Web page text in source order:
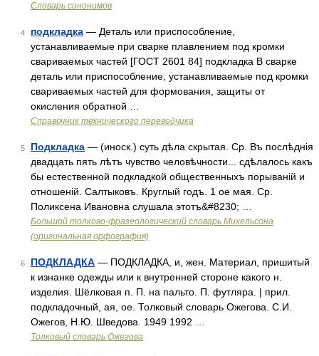
Словарь синонимов
4 подкладка — Деталь или приспособление,
устанавливаемые при сварке плавлением под кромки
свариваемых частей [ГОСТ 2601 84] подкладка В сварке
деталь или приспособление, устанавливаемые под кромки
свариваемых частей для формования, защиты от
окисления обратной …
Справочник технического переводчика
5 Подкладка — (иноск.) суть дѣла скрытая. Ср. Въ послѣднія
двадцать пять лѣтъ чувство человѣчности... сдѣлалось какъ
бы естественной подкладкой общественныхъ порываній и
отношеній. Салтыковъ. Круглый годъ. 1 ое мая. Ср.
Поликсена Ивановна слушала этотъ&#8230; …
Большой толково-фразеологический словарь Михельсона
(оригинальная орфография)
6 ПОДКЛАДКА — ПОДКЛАДКА, и, жен. Материал, пришитый
к изнанке одежды или к внутренней стороне какого н.
изделия. Шёлковая п. П. на пальто. П. футляра. | прил.
подкладочный, ая, ое. Толковый словарь Ожегова. С.И.
Ожегов, Н.Ю. Шведова. 1949 1992 …
Толковый словарь Ожегова